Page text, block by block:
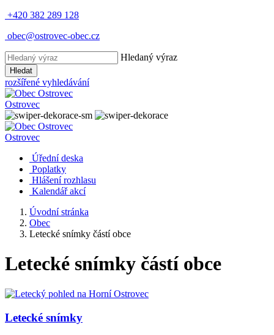
+420 382 289 128
obec@ostrovec-obec.cz
Hledaný výraz
Hledat
rozšířené vyhledávání
Ostrovec
Ostrovec
Úřední deska
Poplatky
Hlášení rozhlasu
Kalendář akcí
Úvodní stránka
Obec
Letecké snímky částí obce
Letecké snímky částí obce
Letecké snímky